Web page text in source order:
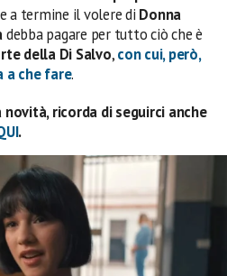
a termine il volere di Donna
debba pagare per tutto ciò che è
della Di Salvo,con cui, però,
a che fare.
ricorda di seguirci anche
.